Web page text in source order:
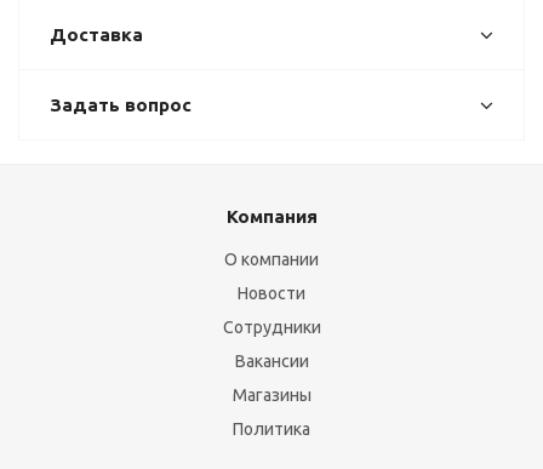
Доставка
Задать вопрос
Компания
О компании
Новости
Сотрудники
Вакансии
Магазины
Политика